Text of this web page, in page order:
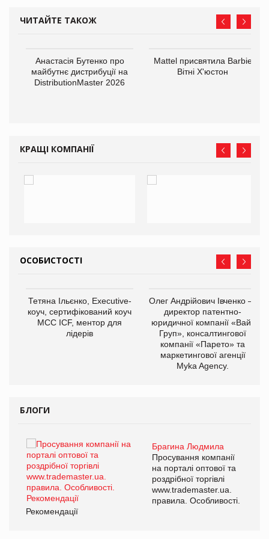
ЧИТАЙТЕ ТАКОЖ
Анастасія Бутенко про
майбутнє дистрибуції на
DistributionMaster 2026
Mattel присвятила Barbie
Вітні Х'юстон
КРАЩІ КОМПАНІЇ
ОСОБИСТОСТІ
Тетяна Ільєнко, Executive-
коуч, сертифікований коуч
МСС ICF, ментор для
лідерів
Олег Андрійович Івченко —
директор патентно-
юридичної компанії «Вайз
Груп», консалтингової
компанії «Парето» та
маркетингової агенції
Myka Agency.
БЛОГИ
Брагина Людмила
Просування компанії
на порталі оптової та
роздрібної торгівлі
www.trademaster.ua.
правила. Особливості.
Рекомендації